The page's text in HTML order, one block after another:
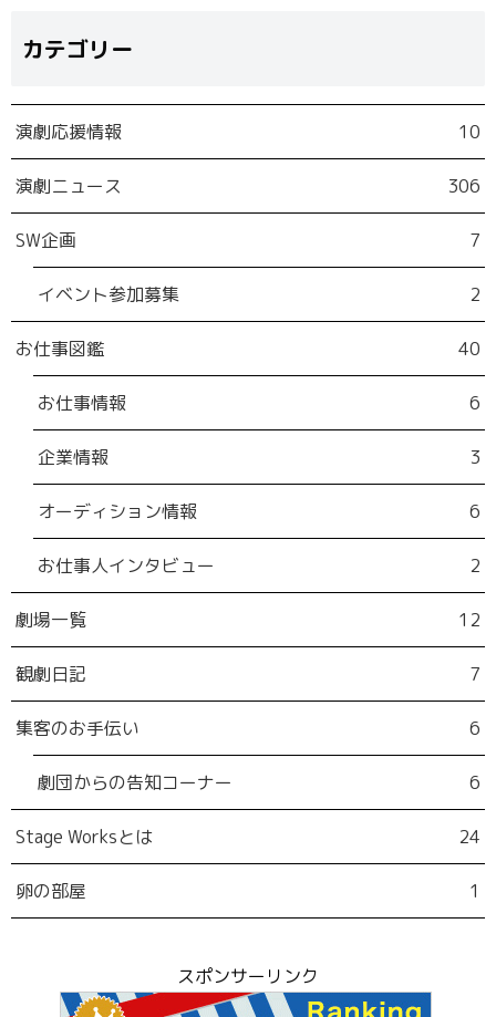
カテゴリー
演劇応援情報 10
演劇ニュース 306
SW企画 7
イベント参加募集 2
お仕事図鑑 40
お仕事情報 6
企業情報 3
オーディション情報 6
お仕事人インタビュー 2
劇場一覧 12
観劇日記 7
集客のお手伝い 6
劇団からの告知コーナー 6
Stage Worksとは 24
卵の部屋 1
スポンサーリンク